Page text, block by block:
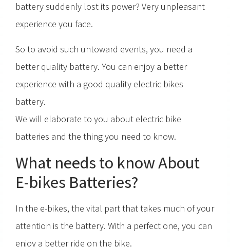
battery suddenly lost its power? Very unpleasant
experience you face.
So to avoid such untoward events, you need a
better quality battery. You can enjoy a better
experience with a good quality electric bikes
battery.
We will elaborate to you about electric bike
batteries and the thing you need to know.
What needs to know About
E-bikes Batteries?
In the e-bikes, the vital part that takes much of your
attention is the battery. With a perfect one, you can
enjoy a better ride on the bike.